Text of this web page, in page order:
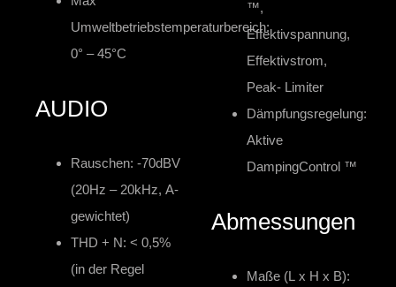
Umweltbetriebstemperaturbereich:
0° – 45°C
AUDIO
Rauschen: -70dBV
(20Hz – 20kHz, A-
gewichtet)
THD + N: < 0,5%
(in der Regel
™,
Effektivspannung,
Effektivstrom,
Peak- Limiter
Dämpfungsregelung:
Aktive
DampingControl ™
Abmessungen
Maße (L x H x B):